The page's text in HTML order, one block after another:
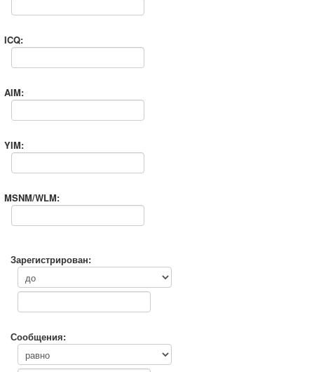
ICQ:
AIM:
YIM:
MSNM/WLM:
Зарегистрирован:
Сообщения: